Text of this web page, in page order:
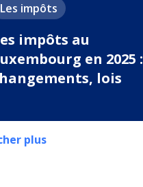
Les impôts
impôts au
en 2025 :
lois
plus